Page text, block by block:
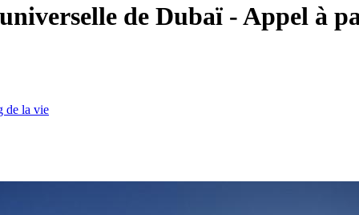
de Dubaï - Appel à
de la vie